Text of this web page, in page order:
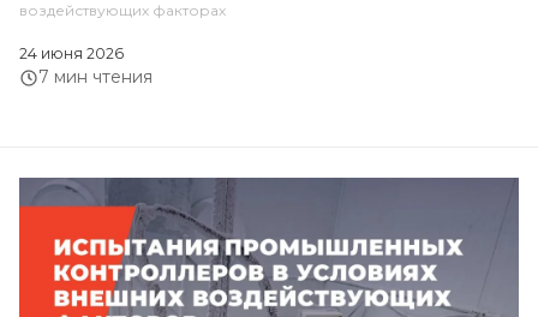
воздействующих факторах
24 июня 2026
7 мин чтения